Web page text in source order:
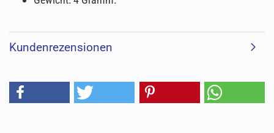
Kundenrezensionen